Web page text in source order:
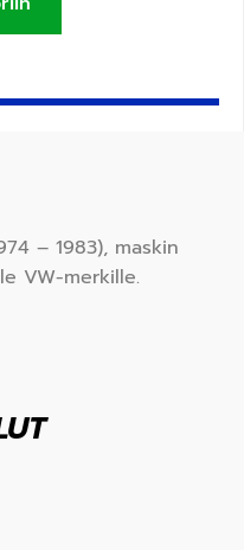
– 1983), maskin
VW-merkille.